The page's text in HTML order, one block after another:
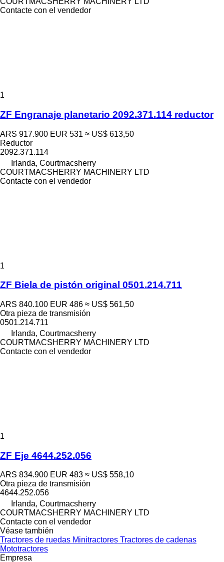
Contacte con el vendedor
1
ZF Engranaje planetario 2092.371.114 reductor
ARS 917.900 EUR 531 ≈ US$ 613,50
Reductor
2092.371.114
Irlanda, Courtmacsherry
COURTMACSHERRY MACHINERY LTD
Contacte con el vendedor
1
ZF Biela de pistón original 0501.214.711
ARS 840.100 EUR 486 ≈ US$ 561,50
Otra pieza de transmisión
0501.214.711
Irlanda, Courtmacsherry
COURTMACSHERRY MACHINERY LTD
Contacte con el vendedor
1
ZF Eje 4644.252.056
ARS 834.900 EUR 483 ≈ US$ 558,10
Otra pieza de transmisión
4644.252.056
Irlanda, Courtmacsherry
COURTMACSHERRY MACHINERY LTD
Contacte con el vendedor
Véase también
Tractores de ruedas Minitractores Tractores de cadenas
Mototractores
Empresa